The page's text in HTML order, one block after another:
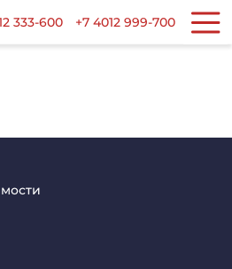
333-600 +7 4012 999-700